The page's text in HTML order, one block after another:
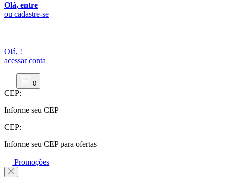
Olá, entre
ou cadastre-se
Olá, !
acessar conta
0
CEP:
Informe seu CEP
CEP:
Informe seu CEP para ofertas
Promoções